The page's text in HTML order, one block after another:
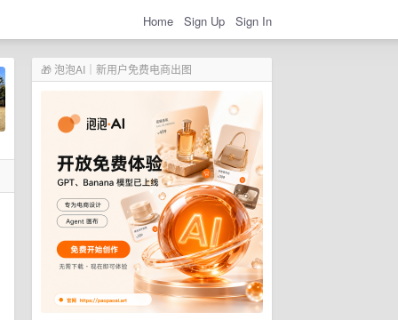
Home Sign Up Sign In
🎁 泡泡AI｜新用户免费电商出图